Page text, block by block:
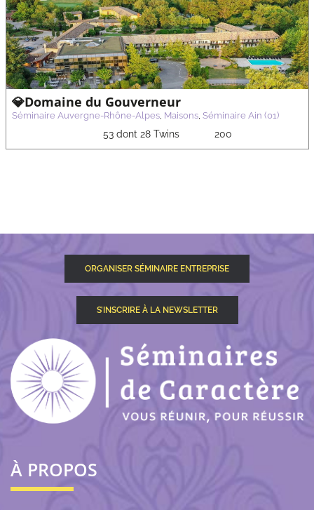
💎Domaine du Gouverneur
Séminaire Auvergne-Rhône-Alpes, Maisons, Séminaire Ain (01)
53 dont 28 Twins 200
ORGANISER SÉMINAIRE ENTREPRISE
S’INSCRIRE À LA NEWSLETTER
À PROPOS